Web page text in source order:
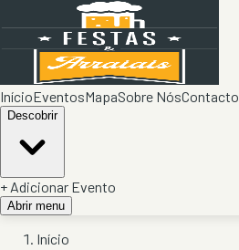
InícioEventosMapaSobre NósContacto
Descobrir
+ Adicionar Evento
Abrir menu
Início